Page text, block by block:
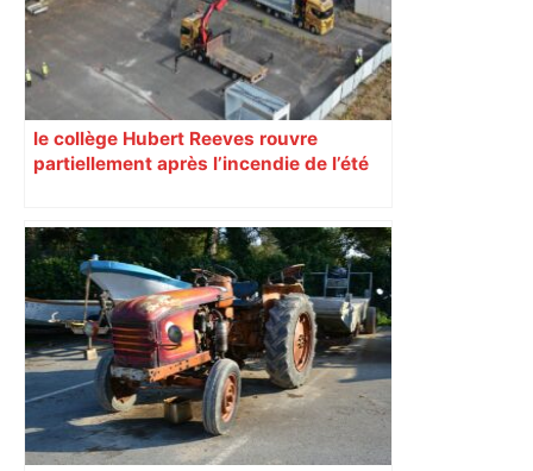
le collège Hubert Reeves rouvre
partiellement après l’incendie de l’été